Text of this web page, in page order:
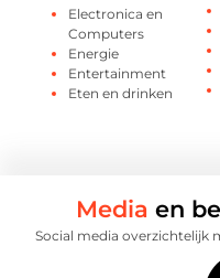
Electronica en
Computers
Energie
Entertainment
Eten en drinken
Media en
Social media overzichtelijk